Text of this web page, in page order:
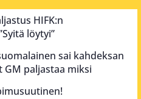
HIFK:n
löytyi”
sai kahdeksan
paljastaa miksi